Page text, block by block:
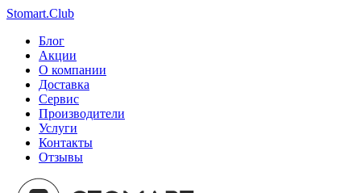
Stomart.Club
Блог
Акции
О компании
Доставка
Сервис
Производители
Услуги
Контакты
Отзывы